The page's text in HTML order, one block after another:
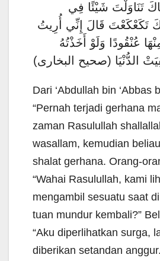
تَنَاوَلْتَ شَيْئًا فِي
تَكَعْكَعْتَ قَالَ إِنِّي أُرِيتُ
عُنْقُودًا وَلَوْ أَخَذْتُهُ
الدُّنْيَا (صحيح البخارى)
Dari ‘Abdullah bin ‘Abbas
“Pernah terjadi gerhana
zaman Rasulullah
wasallam, kemudian
shalat gerhana. Orang-
“Wahai Rasulullah, kami
mengambil sesuatu saat
tuan mundur kembali?”
“Aku diperlihatkan surga,
diberikan setandan